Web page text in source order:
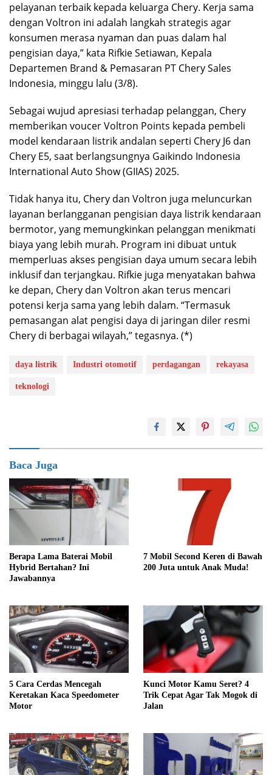
pelayanan terbaik kepada keluarga Chery. Kerja sama
dengan Voltron ini adalah langkah strategis agar
konsumen merasa nyaman dan puas dalam hal
pengisian daya,” kata Rifkie Setiawan, Kepala
Departemen Brand & Pemasaran PT Chery Sales
Indonesia, minggu lalu (3/8).
Sebagai wujud apresiasi terhadap pelanggan, Chery
memberikan voucer Voltron Points kepada pembeli
model kendaraan listrik andalan seperti Chery J6 dan
Chery E5, saat berlangsungnya Gaikindo Indonesia
International Auto Show (GIIAS) 2025.
Tidak hanya itu, Chery dan Voltron juga meluncurkan
layanan berlangganan pengisian daya listrik kendaraan
bermotor, yang memungkinkan pelanggan menikmati
biaya yang lebih murah. Program ini dibuat untuk
memperluas akses pengisian daya umum secara lebih
inklusif dan terjangkau. Rifkie juga menyatakan bahwa
ke depan, Chery dan Voltron akan terus mencari
potensi kerja sama yang lebih dalam. “Termasuk
pemasangan alat pengisi daya di jaringan diler resmi
Chery di berbagai wilayah,” tegasnya. (*)
daya listrik Industri otomotif perdagangan rekayasa
teknologi
Baca Juga
Berapa Lama Baterai Mobil
Hybrid Bertahan? Ini
Jawabannya
7 Mobil Second Keren di Bawah
200 Juta untuk Anak Muda!
5 Cara Cerdas Mencegah
Keretakan Kaca Speedometer
Motor
Kunci Motor Kamu Seret? 4
Trik Cepat Agar Tak Mogok di
Jalan